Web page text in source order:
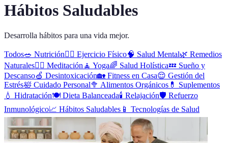
Hábitos Saludables
Desarrolla hábitos para una vida mejor.
Todos🥗 Nutrición🏋️‍♂️ Ejercicio Físico🧠 Salud Mental🌿 Remedios
Naturales🧘‍♀️ Meditación 🧘 Yoga🌈 Salud Holística💤 Sueño y
Descanso🍏 Desintoxicación🏡 Fitness en Casa😌 Gestión del
Estrés🛀 Cuidado Personal🥦 Alimentos Orgánicos 💊
Suplementos
💧 Hidratación🍽️ Dieta Balanceada🕯️ Relajación🛡️ Refuerzo
Inmunológico📈 Hábitos Saludables 📱 Tecnologías de Salud